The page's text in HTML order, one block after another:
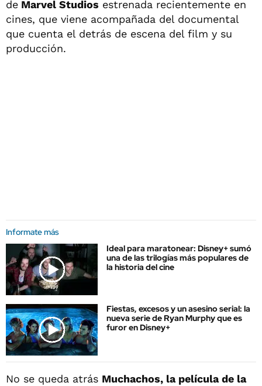
de Marvel Studios estrenada recientemente en
cines, que viene acompañada del documental
que cuenta el detrás de escena del film y su
producción.
Informate más
Ideal para maratonear: Disney+ sumó
una de las trilogías más populares de
la historia del cine
Fiestas, excesos y un asesino serial: la
nueva serie de Ryan Murphy que es
furor en Disney+
No se queda atrás Muchachos, la película de la